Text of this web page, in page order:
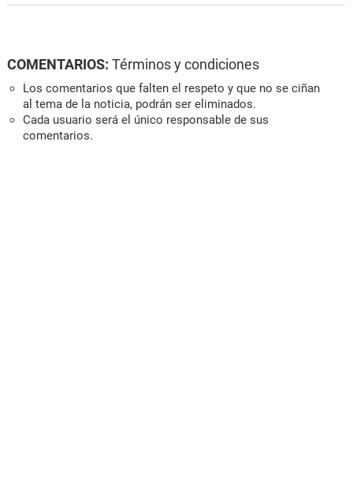
COMENTARIOS: Términos y condiciones
Los comentarios que falten el respeto y que no se ciñan
al tema de la noticia, podrán ser eliminados.
Cada usuario será el único responsable de sus
comentarios.